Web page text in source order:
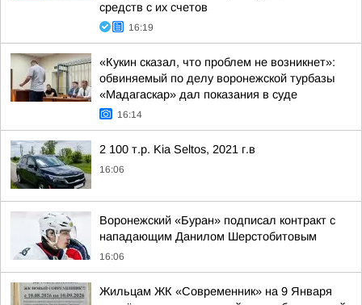
средств с их счетов
16:19
«Кукин сказал, что проблем не возникнет»:
обвиняемый по делу воронежской турбазы
«Мадагаскар» дал показания в суде
16:14
2 100 т.р. Kia Seltos, 2021 г.в
16:06
Воронежский «Буран» подписал контракт с
нападающим Данилом Шерстобитовым
16:06
Жильцам ЖК «Современник» на 9 Января